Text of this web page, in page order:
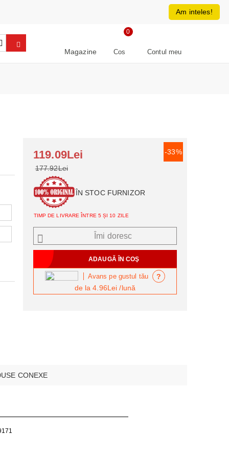
RON
Magazine Cos
0
Contul meu
-33%
119.09Lei
177.92Lei
ÎN STOC FURNIZOR
TIMP DE LIVRARE ÎNTRE 5 ȘI 10 ZILE
Îmi doresc
de la4.96Lei/lună
Avans pe gustul tău ?
CONEXE
Am inteles!